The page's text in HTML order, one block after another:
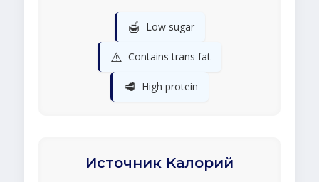
🍯 Low sugar
⚠️ Contains trans fat
🥩 High protein
Источник Калорий